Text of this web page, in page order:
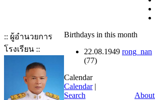
:: ผู้อำนวยการ
โรงเรียน ::
Birthdays in this month
22.08.1949 rong_nan
(77)
Calendar
Calendar |
Search